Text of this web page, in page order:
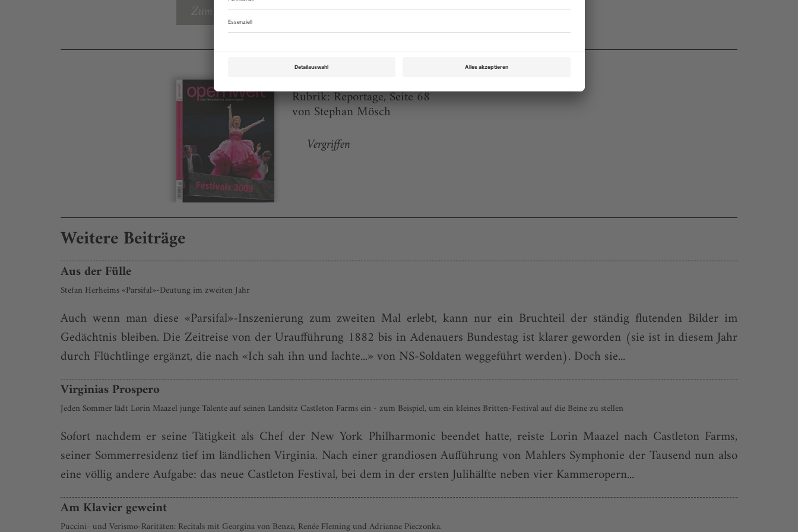
Zum Inhaltsverzeichnis
Rubrik: Reportage, Seite 68
von Stephan Mösch
Vergriffen
Weitere Beiträge
Aus der Fülle
Stefan Herheims «Parsifal»-Deutung im zweiten Jahr
Auch wenn man diese «Parsifal»-Inszenierung zum zweiten Mal erlebt, kann nur ein Bruchteil der ständig flutenden Bilder im
Gedächtnis bleiben. Die Zeitreise von der Uraufführung 1882 bis in Adenauers Bundestag ist klarer geworden (sie ist in diesem Jahr
durch Flüchtlinge ergänzt, die nach «Ich sah ihn und lachte...» von NS-Soldaten weggeführt werden). Doch sie...
Virginias Prospero
Jeden Sommer lädt Lorin Maazel junge Talente auf seinen Landsitz Castleton Farms ein - zum Beispiel, um ein kleines Britten-Festival auf die Beine zu stellen
Sofort nachdem er seine Tätigkeit als Chef der New York Philharmonic beendet hatte, reiste Lorin Maazel nach Castleton Farms,
seiner Sommerresidenz tief im ländlichen Virginia. Nach einer grandiosen Aufführung von Mahlers Symphonie der Tausend nun also
eine völlig andere Aufgabe: das neue Castleton Festival, bei dem in der ersten Julihälfte neben vier Kammeropern...
Am Klavier geweint
Puccini- und Verismo-Raritäten: Recitals mit Georgina von Benza, Renée Fleming und Adrianne Pieczonka.